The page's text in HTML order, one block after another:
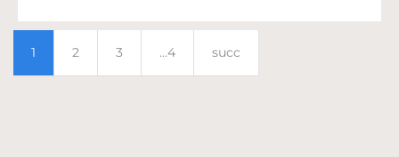
1 2 3 ...4 succ